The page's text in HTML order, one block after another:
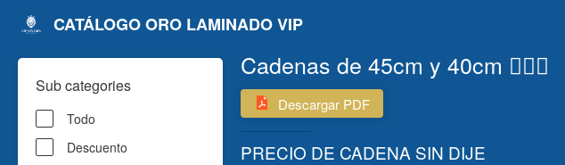
CATÁLOGO ORO LAMINADO VIP
Sub categories
Todo
Descuento
Cadenas de 45cm y 40cm 💁🏻‍♀️
Descargar PDF
PRECIO DE CADENA SIN DIJE